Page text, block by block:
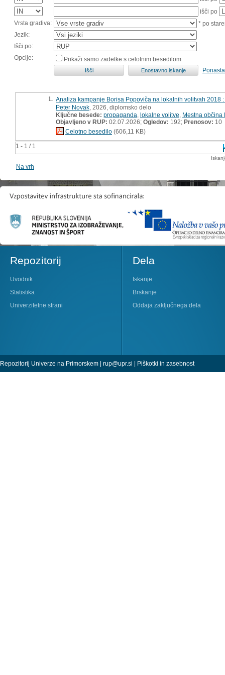
išči po
Vrsta gradiva:
* po
Jezik:
Išči po:
Opcije:
Prikaži samo zadetke s celotnim besedilom
1 - 1 / 1
1. Analiza kampanje Borisa Popoviča na lokalnih volitvah 2018
Peter Novak , 2026, diplomsko delo
Ključne besede: propaganda lokalne volitve Mestna občina
Objavljeno v RUP: 02.07.2026; Ogledov: 192; Prenosov: 10
Celotno besedilo (606,11 KB)
Na vrh
Repozitorij
Uvodnik
Statistika
Univerzitetne strani
Dela
Iskanje
Brskanje
Oddaja zaključnega dela
Repozitorij Univerze na Primorskem | rup@upr.si | Piškotki in zasebnost